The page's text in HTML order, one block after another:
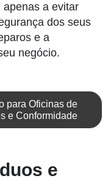
a evitar
dos seus
e a
negócio.
para Oficinas de
e Conformidade
e